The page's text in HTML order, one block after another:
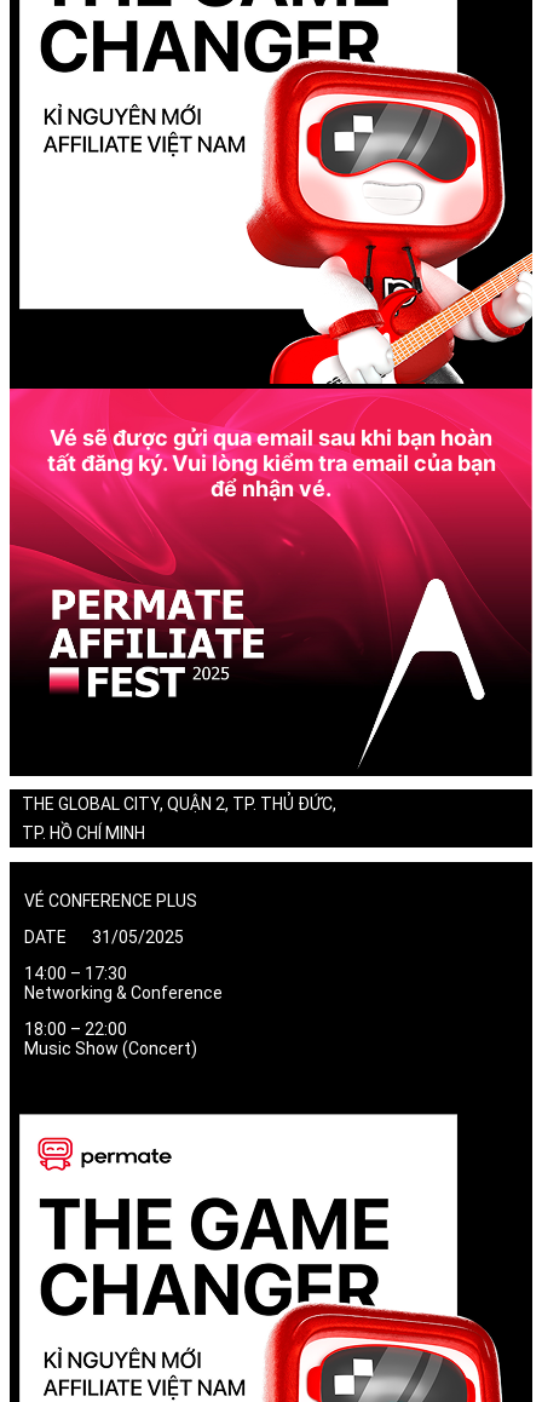
Vé sẽ được gửi qua email sau khi bạn hoàn
tất đăng ký. Vui lòng kiểm tra email của bạn
để nhận vé.
THE GLOBAL CITY, QUẬN 2, TP. THỦ ĐỨC,
TP. HỒ CHÍ MINH
VÉ CONFERENCE PLUS
DATE 31/05/2025
14:00 – 17:30
Networking & Conference
18:00 – 22:00
Music Show (Concert)